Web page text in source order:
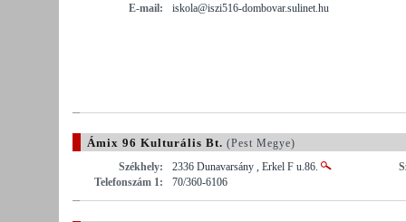
E-mail:
iskola@iszi516-dombovar.sulinet.hu
Ámix 96 Kulturális Bt. (Pest Megye)
Székhely:
2336 Dunavarsány , Erkel F u.86.
Telefonszám 1:
70/360-6106